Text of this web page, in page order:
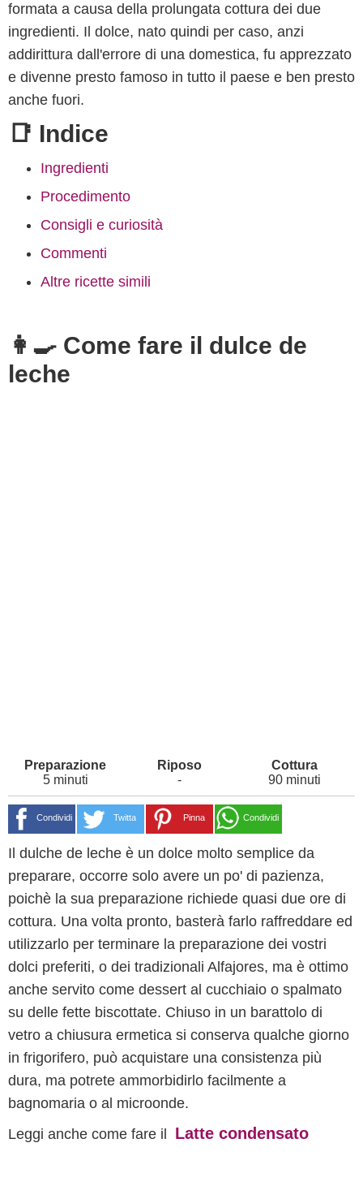
formata a causa della prolungata cottura dei due
ingredienti. Il dolce, nato quindi per caso, anzi
addirittura dall'errore di una domestica, fu apprezzato
e divenne presto famoso in tutto il paese e ben presto
anche fuori.
📑 Indice
Ingredienti
Procedimento
Consigli e curiosità
Commenti
Altre ricette simili
👩‍🍳 Come fare il dulce de
leche
5 minuti - 90 minuti
Condividi Twitta Pinna Condividi
Il dulche de leche è un dolce molto semplice da
preparare, occorre solo avere un po' di pazienza,
poichè la sua preparazione richiede quasi due ore di
cottura. Una volta pronto, basterà farlo raffreddare ed
utilizzarlo per terminare la preparazione dei vostri
dolci preferiti, o dei tradizionali Alfajores, ma è ottimo
anche servito come dessert al cucchiaio o spalmato
su delle fette biscottate. Chiuso in un barattolo di
vetro a chiusura ermetica si conserva qualche giorno
in frigorifero, può acquistare una consistenza più
dura, ma potrete ammorbidirlo facilmente a
bagnomaria o al microonde.
Leggi anche come fare il Latte condensato